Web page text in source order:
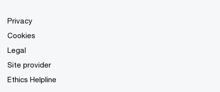
Privacy
Cookies
Legal
Site provider
Ethics Helpline